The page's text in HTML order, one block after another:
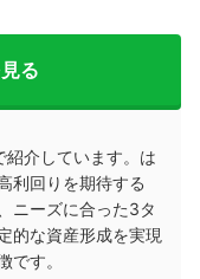
る
介しています。は
利回りを期待する
ニーズに合った3タ
的な資産形成を実現
です。